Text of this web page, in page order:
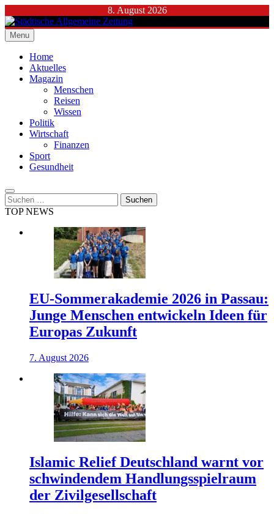
to
content
8. August 2026
Städtische Allgemeine Zeitung
Menu
Home
Aktuelles
Magazin
Menschen
Reisen
Wissen
Politik
Wirtschaft
Finanzen
Sport
Gesundheit
Suchen
nach:
TOP NEWS
EU-Sommerakademie 2026 in Passau:
Junge Menschen entwickeln Ideen für
Europas Zukunft
7. August 2026
Islamic Relief Deutschland warnt vor
schwindendem Handlungsspielraum
der Zivilgesellschaft